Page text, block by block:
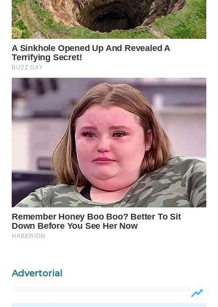
Advertorial
WN
SURABAYA
WN
NATUNA
WN
BINTAN
WN
LIKUPANG
WN
WN
Wahana